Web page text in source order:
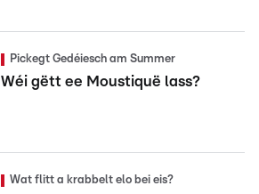
Pickegt Gedéiesch am Summer
Wéi gëtt ee Moustiquë lass?
Wat flitt a krabbelt elo bei eis?